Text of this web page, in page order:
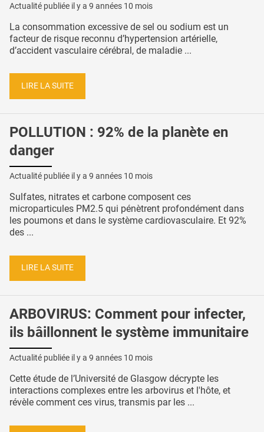
Actualité publiée il y a 9 années 10 mois
La consommation excessive de sel ou sodium est un
facteur de risque reconnu d’hypertension artérielle,
d’accident vasculaire cérébral, de maladie ...
LIRE LA SUITE
POLLUTION : 92% de la planète en
danger
Actualité publiée il y a 9 années 10 mois
Sulfates, nitrates et carbone composent ces
microparticules PM2.5 qui pénètrent profondément dans
les poumons et dans le système cardiovasculaire. Et 92%
des ...
LIRE LA SUITE
ARBOVIRUS: Comment pour infecter,
ils bâillonnent le système immunitaire
Actualité publiée il y a 9 années 10 mois
Cette étude de l’Université de Glasgow décrypte les
interactions complexes entre les arbovirus et l'hôte, et
révèle comment ces virus, transmis par les ...